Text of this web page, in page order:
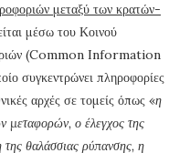
μεταξύ των κρατών-
μέσω του Κοινού
(Common Information
συγκεντρώνει πληροφορίες
αρχές σε τομείς όπως «η
μεταφορών, ο έλεγχος της
της θαλάσσιας ρύπανσης, η